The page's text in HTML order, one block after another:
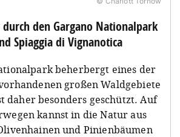
den Gargano Nationalpark
Spiaggia di Vignanotica
beherbergt eines der
großen Waldgebiete
daher besonders geschützt. Auf
kannst in die Natur aus
und Pinienbäumen